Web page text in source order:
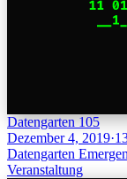
Datengarten 105
Dezember 4, 2019·
Datengarten
Veranstaltung